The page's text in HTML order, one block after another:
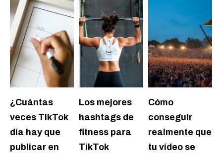
¿Cuántas
veces TikTok
día hay que
publicar en
Los mejores
hashtags de
fitness para
TikTok
Cómo
conseguir
realmente que
tu vídeo se